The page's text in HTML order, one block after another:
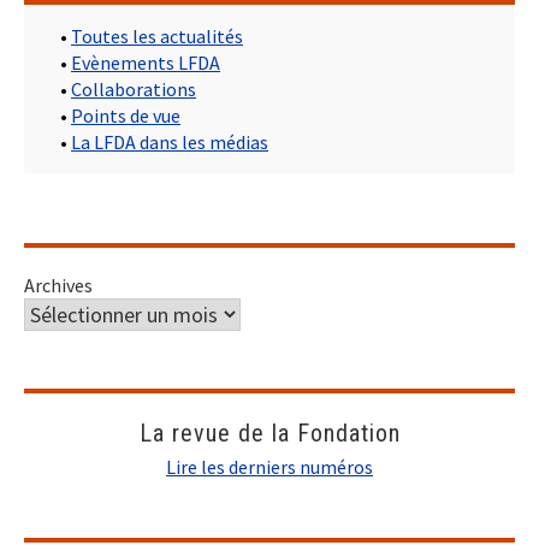
• Toutes les actualités
• Evènements LFDA
• Collaborations
• Points de vue
• La LFDA dans les médias
Archives
La revue de la Fondation
Lire les derniers numéros